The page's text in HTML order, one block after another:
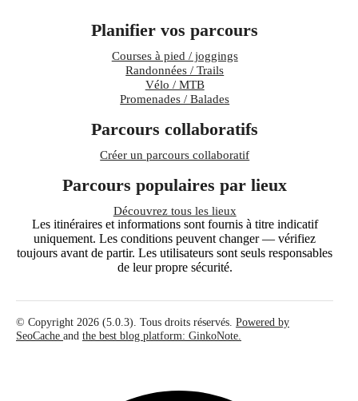
Planifier vos parcours
Courses à pied / joggings
Randonnées / Trails
Vélo / MTB
Promenades / Balades
Parcours collaboratifs
Créer un parcours collaboratif
Parcours populaires par lieux
Découvrez tous les lieux
Les itinéraires et informations sont fournis à titre indicatif
uniquement. Les conditions peuvent changer — vérifiez
toujours avant de partir. Les utilisateurs sont seuls responsables
de leur propre sécurité.
© Copyright 2026 (5.0.3). Tous droits réservés. Powered by
SeoCache and the best blog platform: GinkoNote.